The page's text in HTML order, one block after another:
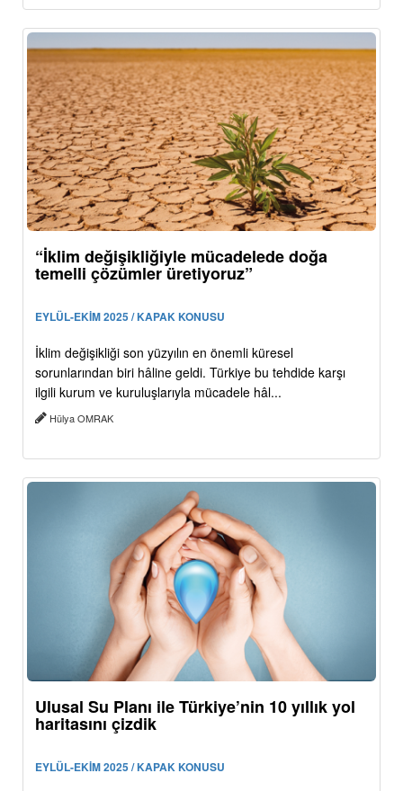
“İklim değişikliğiyle mücadelede doğa
temelli çözümler üretiyoruz”
EYLÜL-EKİM 2025 / KAPAK KONUSU
İklim değişikliği son yüzyılın en önemli küresel
sorunlarından biri hâline geldi. Türkiye bu tehdide karşı
ilgili kurum ve kuruluşlarıyla mücadele hâl...
Hülya OMRAK
Ulusal Su Planı ile Türkiye’nin 10 yıllık yol
haritasını çizdik
EYLÜL-EKİM 2025 / KAPAK KONUSU